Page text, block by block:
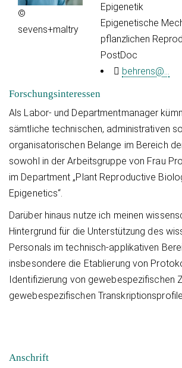
©
sevens+maltry
Epigenetik
Epigenetische
pflanzlichen
PostDoc
behrens@...
Forschungsinteressen
Als Labor- und Departmentmanager
sämtliche technischen, administrativen
organisatorischen Belange im Bereich
sowohl in der Arbeitsgruppe von Frau
im Department „Plant Reproductive
Epigenetics“.
Darüber hinaus nutze ich meinen
Hintergrund für die Unterstützung des
Personals im technisch-applikativen
insbesondere die Etablierung von
Identifizierung von gewebespezifischen
gewebespezifischen
Anschrift